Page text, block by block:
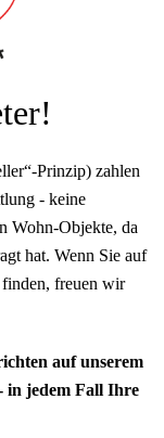
Prinzip) zahlen
- keine
Wohn-Objekte, da
hat. Wenn Sie auf
finden, freuen wir
auf unserem
in jedem Fall Ihre